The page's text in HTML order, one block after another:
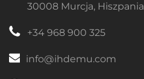
30008 Murcja, Hiszpania
+34 968 900 325
info@ihdemu.com